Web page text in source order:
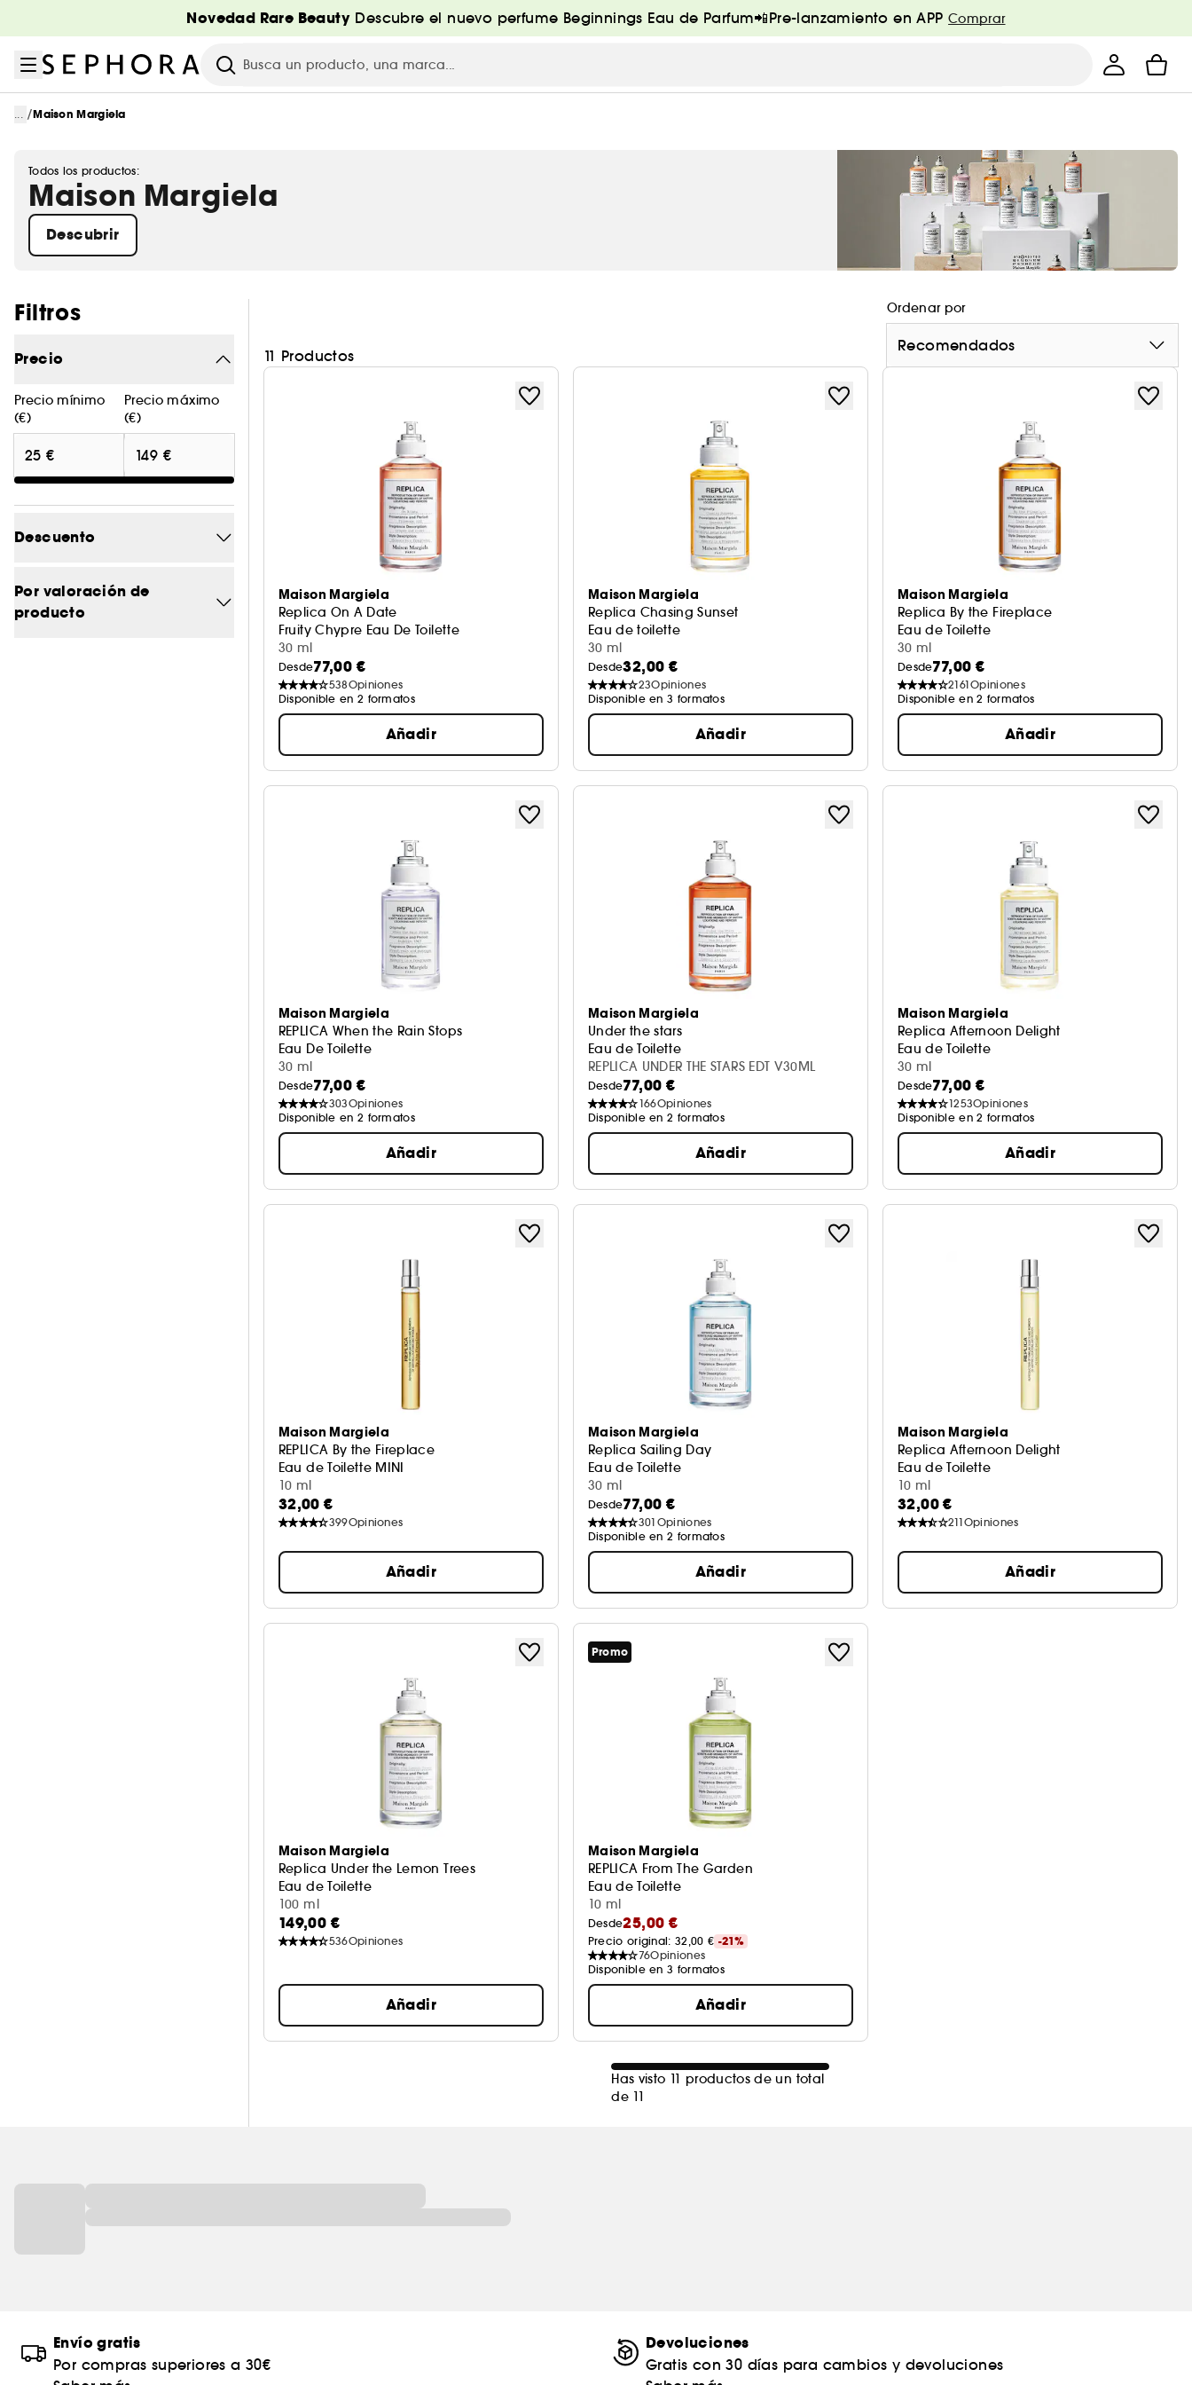
Novedad Rare Beauty Descubre el nuevo perfume Beginnings Eau de Parfum📲Pre-lanzamiento en APPComprar
Investigación
... /Maison Margiela
Todos los productos:
Maison Margiela
Descubrir
Filtros
Precio
Precio mínimo
(€)
Precio máximo
(€)
Descuento
-20.1 1
-20.8
Por valoración de
producto
11 Productos
Ordenar por
Recomendados
Maison Margiela
Replica On A Date
Fruity Chypre Eau De Toilette
30 ml
Desde77,00 €
538Opiniones
Disponible en 2 formatos
Añadir
Maison Margiela
Replica Chasing Sunset
Eau de toilette
30 ml
Desde32,00 €
23Opiniones
Disponible en 3 formatos
Añadir
Maison Margiela
Replica By the Fireplace
Eau de Toilette
30 ml
Desde77,00 €
2161Opiniones
Disponible en 2 formatos
Añadir
Maison Margiela
REPLICA When the Rain Stops
Eau De Toilette
30 ml
Desde77,00 €
303Opiniones
Disponible en 2 formatos
Añadir
Maison Margiela
Under the stars
Eau de Toilette
REPLICA UNDER THE STARS EDT V30ML
Desde77,00 €
166Opiniones
Disponible en 2 formatos
Añadir
Maison Margiela
Replica Afternoon Delight
Eau de Toilette
30 ml
Desde77,00 €
1253Opiniones
Disponible en 2 formatos
Añadir
Maison Margiela
REPLICA By the Fireplace
Eau de Toilette MINI
10 ml
32,00 €
399Opiniones
Añadir
Maison Margiela
Replica Sailing Day
Eau de Toilette
30 ml
Desde77,00 €
301 Opiniones
Disponible en 2 formatos
Añadir
Maison Margiela
Replica Afternoon Delight
Eau de Toilette
10 ml
32,00 €
211Opiniones
Añadir
Maison Margiela
Replica Under the Lemon Trees
Eau de Toilette
100 ml
149,00 €
536Opiniones
Añadir
Promo
Maison Margiela
REPLICA From The Garden
Eau de Toilette
10 ml
Desde25,00 €
Precio original: 32,00 € -21%
76Opiniones
Disponible en 3 formatos
Añadir
Has visto 11 productos de un total
de 11
Envío gratis
Por compras superiores a 30€
Devoluciones
Gratis con 30 días para cambios y devoluciones